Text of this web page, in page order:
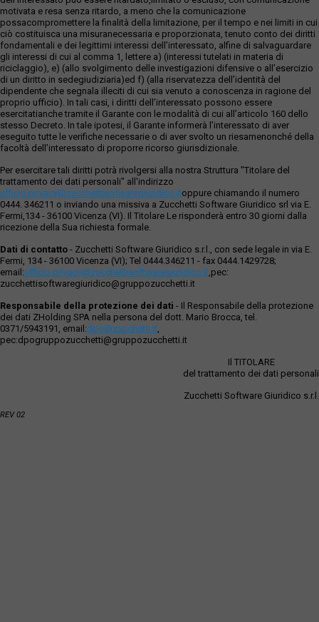
motivata e resa senza ritardo, a meno che la comunicazione
possacompromettere la finalità della limitazione, per il tempo e nei limiti in cui
ciò costituisca una misuranecessaria e proporzionata, tenuto conto dei diritti
fondamentali e dei legittimi interessi dell’interessato, alfine di salvaguardare
gli interessi di cui al comma 1, lettere a) (interessi tutelati in materia di
riciclaggio), e) (allo svolgimento delle investigazioni difensive o all’esercizio
di un diritto in sedegiudiziaria)ed f) (alla riservatezza dell’identità del
dipendente che segnala illeciti di cui sia venuto a conoscenza in ragione del
proprio ufficio). In tali casi, i diritti dell’interessato possono essere
esercitatianche tramite il Garante con le modalità di cui all’articolo 160 dello
stesso Decreto. In tale ipotesi, il Garante informerà l’interessato di aver
eseguito tutte le verifiche necessarie o di aver svolto un riesamenonché della
facoltà dell’interessato di proporre ricorso giurisdizionale.
Per esercitare tali diritti potrà rivolgersi alla nostra Struttura "Titolare del
trattamento dei dati personali" all'indirizzo
ufficio.privacy@zucchettisofwaregiuridico.itoppure chiamando il numero
0444. 346211 o inviando una missiva a Zucchetti Software Giuridico srl via E.
Fermi,134 - 36100 Vicenza (VI). Il Titolare Le risponderà entro 30 giorni dalla
ricezione della Sua richiesta formale.
Dati di contatto - Zucchetti Software Giuridico s.r.l., con sede legale in via E.
Fermi, 134 - 36100 Vicenza (VI); Tel 0444.346211 - fax 0444.1429728;
email:ufficio.privacy@zucchettisoftwaregiuridico.it,pec:
zucchettisoftwaregiuridico@gruppozucchetti.it
Responsabile della protezione dei dati - Il Responsabile della protezione
dei dati ZHolding SPA nella persona del dott. Mario Brocca, tel.
0371/5943191, email:dpo@zucchetti.it,
pec:dpogruppozucchetti@gruppozucchetti.it
Il TITOLARE
del trattamento dei dati personali
Zucchetti Software Giuridico s.r.l.
REV 02